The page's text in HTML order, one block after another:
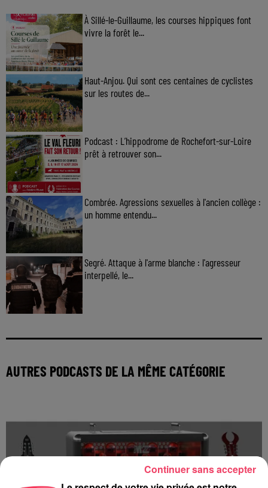
À Sillé-le-Guillaume, les courses hippiques font
vivre la forêt le...
Haut-Anjou. Qui sont ces centaines de cyclistes
sur les routes de...
Podcast : L’hippodrome de Rochefort-sur-Loire
prêt à retrouver son...
Combrée. Agressions sexuelles à l'ancien collège :
un homme entendu...
Segré. Attaque à l'arme blanche : l'agresseur
interpellé, le...
AUTRES PODCASTS DE LA MÊME CATÉGORIE
Continuer sans accepter